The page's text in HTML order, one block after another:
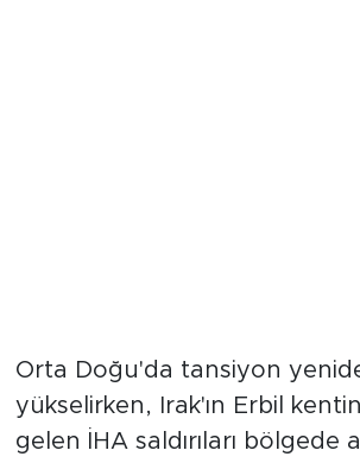
Orta Doğu'da tansiyon
yükselirken, Irak'ın Erbil
gelen İHA saldırıları bölgede